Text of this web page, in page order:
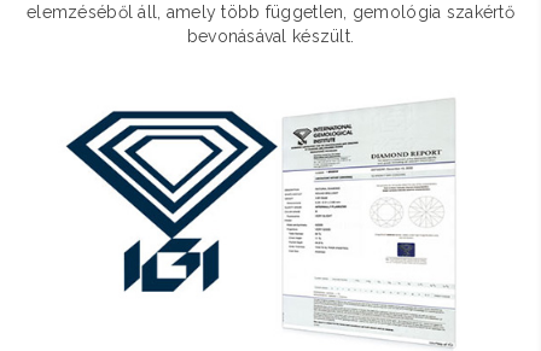
elemzéséből áll, amely több független, gemológia szakértő
bevonásával készült.